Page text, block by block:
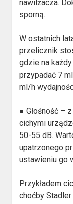
nawilżacza.
sporną.
W ostatnich
przelicznik
gdzie na
przypadać 7
ml/h
● Głośność –
cichymi
50-55 dB.
upatrzonego
ustawieniu go
Przykładem
choćby Stadler